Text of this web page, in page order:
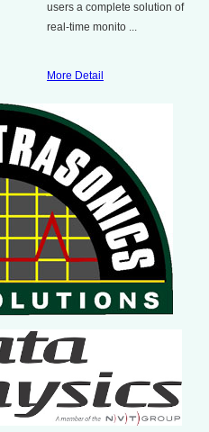
users a complete solution of
real-time monito ...
More Detail